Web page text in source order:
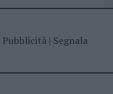
Pubblicità| Segnala